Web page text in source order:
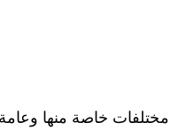
مختلفات خاصة منها وعامة 36..